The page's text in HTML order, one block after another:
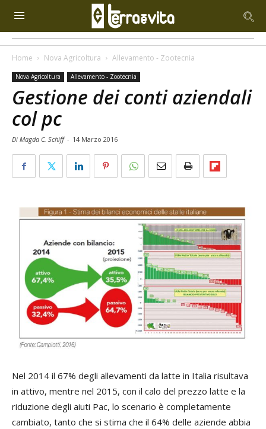
Home Nova Agricoltura Allevamento - Zootecnia
Nova Agricoltura Allevamento - Zootecnia
Gestione dei conti aziendali
col pc
Di Magda C. Schiff - 14 Marzo 2016
Nel 2014 il 67% degli allevamenti da latte in Italia risultava
in attivo, mentre nel 2015, con il calo del prezzo latte e la
riduzione degli aiuti Pac, lo scenario è completamente
cambiato, tanto che si stima che il 64% delle aziende abbia